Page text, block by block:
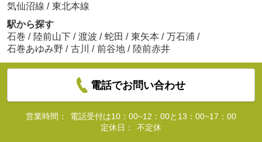
気仙沼線 / 東北本線
駅から探す
石巻 / 陸前山下 / 渡波 / 蛇田 / 東矢本 / 万石浦 /
石巻あゆみ野 / 古川 / 前谷地 / 陸前赤井
電話でお問い合わせ
営業時間：
電話受付は10：00~12：00と13：00~17：00
定休日：
不定休